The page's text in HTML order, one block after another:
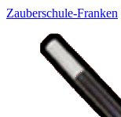
Zauberschule-Franken